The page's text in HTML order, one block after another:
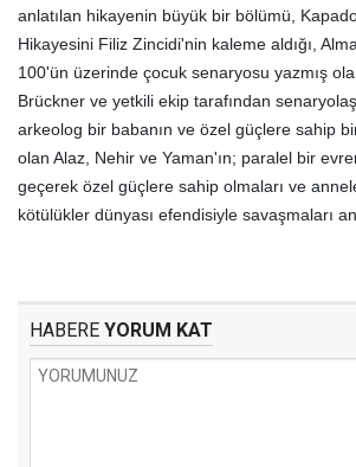
anlatılan hikayenin büyük bir bölümü,
Hikayesini Filiz Zincidi'nin kaleme aldığı,
100'ün üzerinde çocuk senaryosu yazmış
Brückner ve yetkili ekip tarafından
arkeolog bir babanın ve özel güçlere sahip
olan Alaz, Nehir ve Yaman'ın; paralel bir
geçerek özel güçlere sahip olmaları ve
kötülükler dünyası efendisiyle savaşmaları
HABERE YORUM KAT